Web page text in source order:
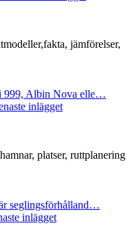
jämförelser,
999, Albin Nova elle…
inlägget
platser, ruttplanering
seglingsförhålland…
inlägget